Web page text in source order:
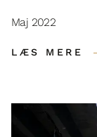
Maj 2022
LÆS MERE